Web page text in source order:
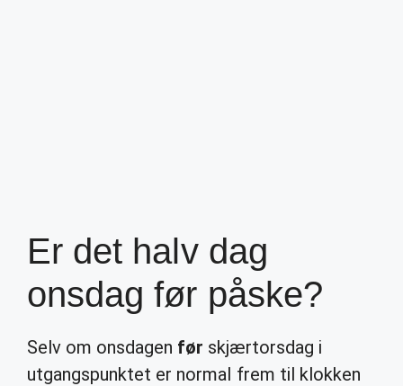
Er det halv dag
onsdag før påske?
Selv om onsdagen før skjærtorsdag i
utgangspunktet er normal frem til klokken